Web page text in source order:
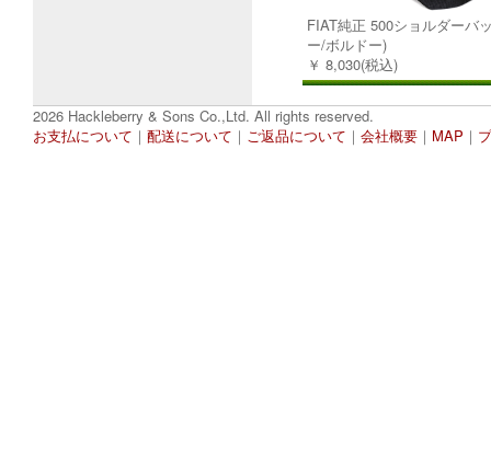
FIAT純正 500ショルダーバ
ー/ボルドー)
￥ 8,030(税込)
2026 Hackleberry & Sons Co.,Ltd. All rights reserved.
お支払について ｜ 配送について ｜ ご返品について ｜ 会社概要 ｜ MAP ｜